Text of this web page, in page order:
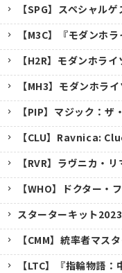
【SPG】スペシャル
【M3C】『モダンホ
【H2R】モダンホラ
【MH3】モダンホラ
【PIP】マジック：
【CLU】Ravnica:
【RVR】ラヴニカ・
【WHO】ドクター・
スターターキット2023
【CMM】統率者マス
【LTC】『指輪物語